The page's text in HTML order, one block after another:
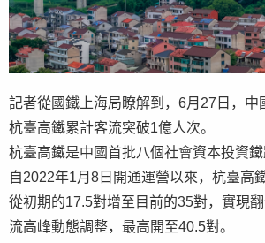
記者從國鐵上海局瞭解到，6月27日，中
杭臺高鐵累計客流突破1億人次。
杭臺高鐵是中國首批八個社會資本投資鐵
自2022年1月8日開通運營以來，杭臺高
從初期的17.5對增至目前的35對，實現
流高峰動態調整，最高開至40.5對。